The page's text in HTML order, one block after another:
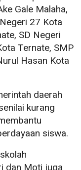
Gale Malaha,
27 Kota
SD Negeri
Ternate, SMP
Hasan Kota
daerah
kurang
siswa.
dan Moti juga